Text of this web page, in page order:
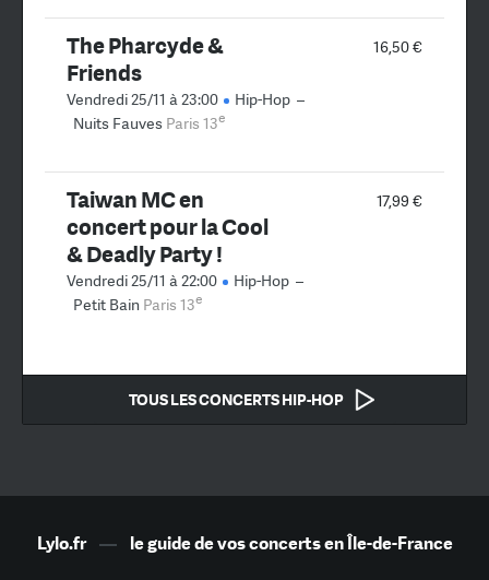
16,50 €
The Pharcyde &
Friends
Vendredi 25/11 à 23:00 Hip-Hop –
Nuits Fauves Paris 13e
17,99 €
Taiwan MC en
concert pour la Cool
& Deadly Party !
Vendredi 25/11 à 22:00 Hip-Hop –
Petit Bain Paris 13e
TOUS LES CONCERTS HIP-HOP
Lylo.fr— le guide de vos concerts en Île-de-France